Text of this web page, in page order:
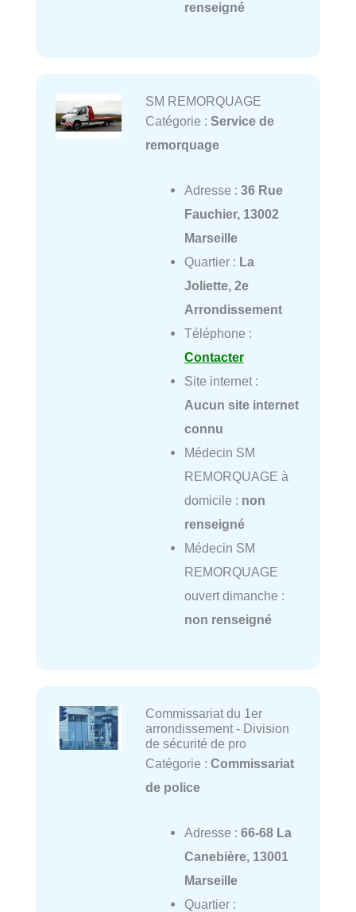
renseigné
SM REMORQUAGE
Catégorie : Service de
remorquage
Adresse : 36 Rue
Fauchier, 13002
Marseille
Quartier : La
Joliette, 2e
Arrondissement
Téléphone :
Contacter
Site internet :
Aucun site internet
connu
Médecin SM
REMORQUAGE à
domicile : non
renseigné
Médecin SM
REMORQUAGE
ouvert dimanche :
non renseigné
Commissariat du 1er
arrondissement - Division
de sécurité de pro
Catégorie : Commissariat
de police
Adresse : 66-68 La
Canebière, 13001
Marseille
Quartier :